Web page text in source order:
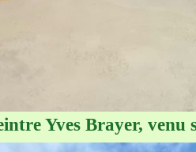
Yves Brayer, venu